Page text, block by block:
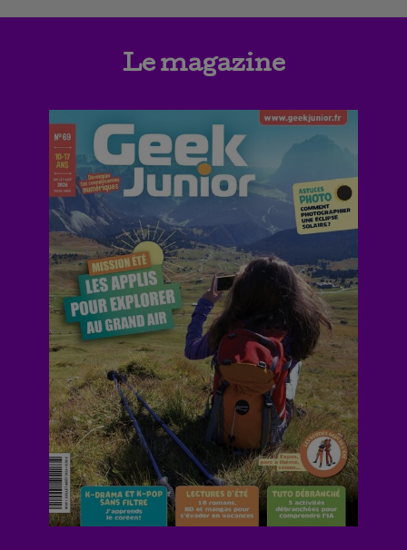
Le magazine